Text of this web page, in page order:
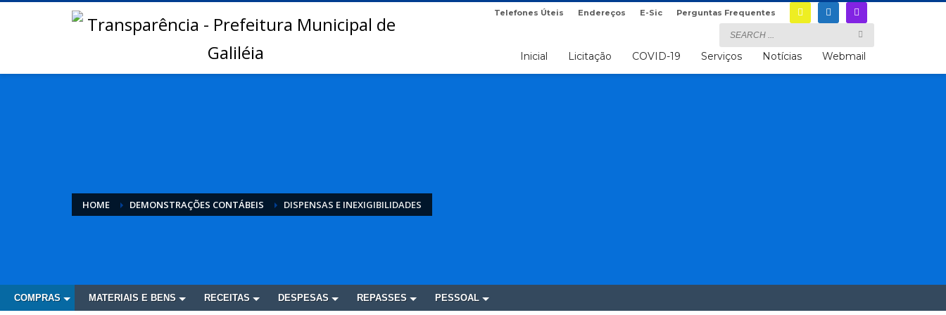
Telefones Úteis Endereços E-Sic Perguntas Frequentes
Inicial Licitação COVID-19 Serviços Notícias Webmail
HOME DEMONSTRAÇÕES CONTÁBEIS DISPENSAS E INEXIGIBILIDADES
COMPRAS MATERIAIS E BENS RECEITAS DESPESAS REPASSES PESSOAL